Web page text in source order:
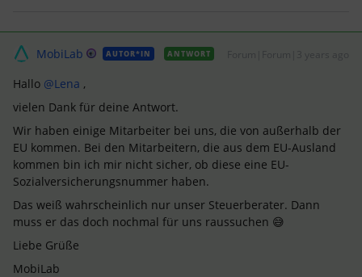
MobiLab AUTOR*IN ANTWORT
Hallo @Lena ,
vielen Dank für deine Antwort.
Wir haben einige Mitarbeiter bei uns, die von außerhalb der
EU kommen. Bei den Mitarbeitern, die aus dem EU-Ausland
kommen bin ich mir nicht sicher, ob diese eine EU-
Sozialversicherungsnummer haben.
Das weiß wahrscheinlich nur unser Steuerberater. Dann
muss er das doch nochmal für uns raussuchen 😅
Liebe Grüße
MobiLab